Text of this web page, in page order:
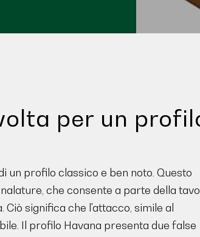
per un
un profilo classico e ben noto. Questo
che consente a parte della
significa che l'attacco, simile al
Il profilo Havana presenta due false